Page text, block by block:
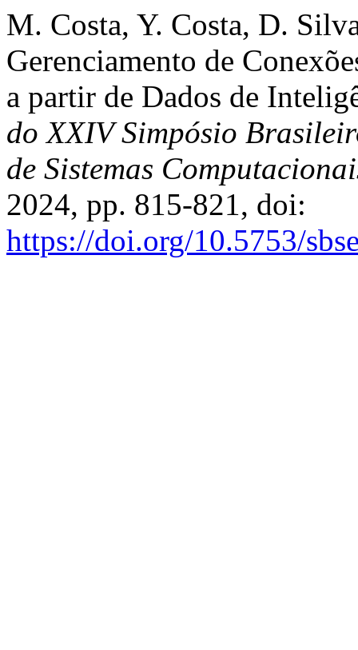
M. Costa, Y. Costa, D.
Gerenciamento de
a partir de Dados de
do XXIV Simpósio
de Sistemas
2024, pp. 815-821, doi:
https://doi.org/10.5753/